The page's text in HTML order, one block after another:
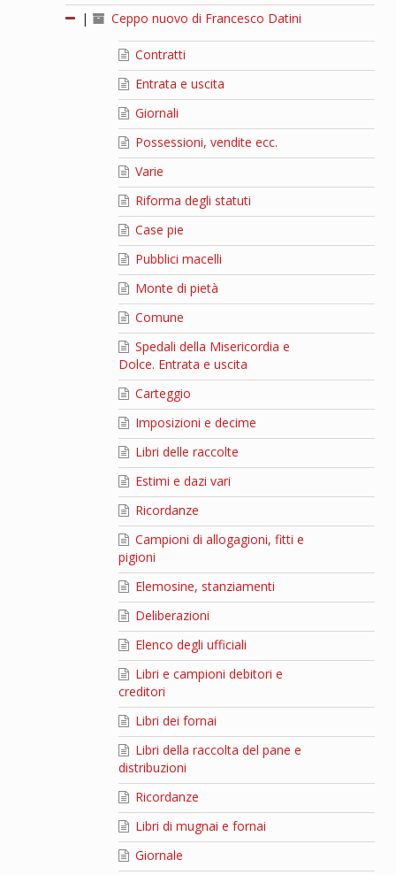
|
Ceppo nuovo di Francesco Datini
Contratti
Entrata e uscita
Giornali
Possessioni, vendite ecc.
Varie
Riforma degli statuti
Case pie
Pubblici macelli
Monte di pietà
Comune
Spedali della Misericordia e
Dolce. Entrata e uscita
Carteggio
Imposizioni e decime
Libri delle raccolte
Estimi e dazi vari
Ricordanze
Campioni di allogagioni, fitti e
pigioni
Elemosine, stanziamenti
Deliberazioni
Elenco degli ufficiali
Libri e campioni debitori e
creditori
Libri dei fornai
Libri della raccolta del pane e
distribuzioni
Ricordanze
Libri di mugnai e fornai
Giornale